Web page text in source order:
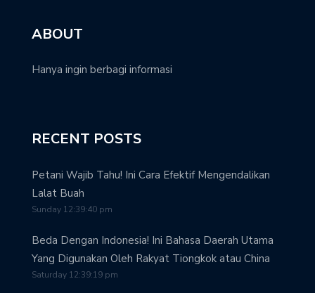
ABOUT
Hanya ingin berbagi informasi
RECENT POSTS
Petani Wajib Tahu! Ini Cara Efektif Mengendalikan
Lalat Buah
Sunday 12:39:40 pm
Beda Dengan Indonesia! Ini Bahasa Daerah Utama
Yang Digunakan Oleh Rakyat Tiongkok atau China
Saturday 12:39:19 pm